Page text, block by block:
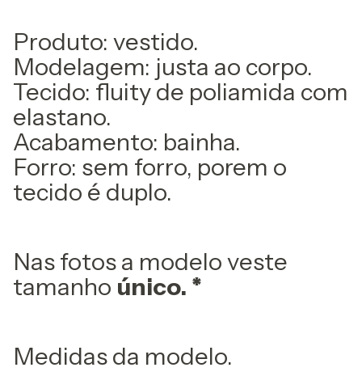
Produto: vestido.
Modelagem: justa ao corpo.
Tecido: fluity de poliamida com
elastano.
Acabamento: bainha.
Forro: sem forro, porem o
tecido é duplo.
Nas fotos a modelo veste
tamanho único. *
Medidas da modelo.